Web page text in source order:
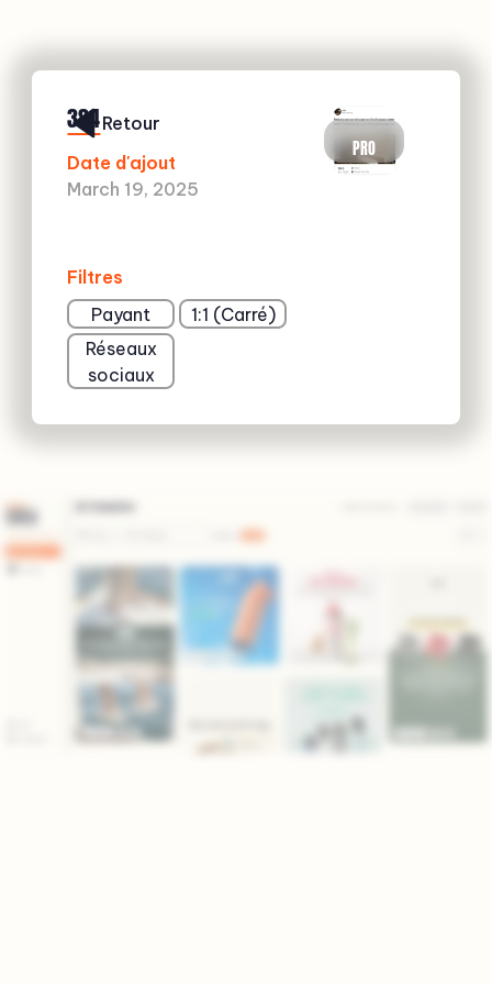
384
Date d'ajout
March 19, 2025
Filtres
Payant
1:1 (Carré)
Réseaux
sociaux
PRO
Retour